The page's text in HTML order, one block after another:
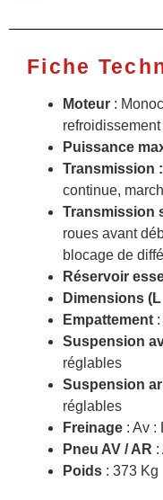
Fiche
Moteur :
Puissance
Transmission :
continue,
Transmission
roues avant
blocage de
Réservoir
Dimensions
Empattement
Suspension
réglables
Suspension
réglables
Freinage : Av :
Pneu AV / AR :
Poids : 373 Kg